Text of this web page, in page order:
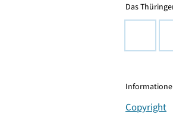
Das
Copyright